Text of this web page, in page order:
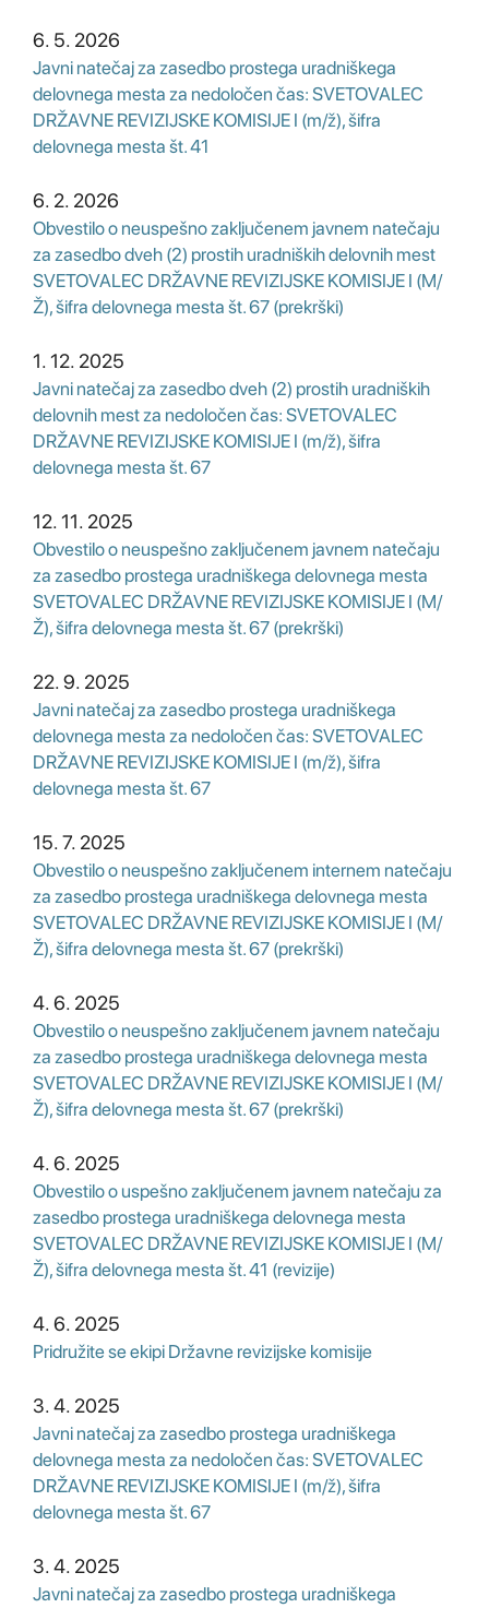
6. 5. 2026
Javni natečaj za zasedbo prostega uradniškega
delovnega mesta za nedoločen čas: SVETOVALEC
DRŽAVNE REVIZIJSKE KOMISIJE I (m/ž), šifra
delovnega mesta št. 41
6. 2. 2026
Obvestilo o neuspešno zaključenem javnem natečaju
za zasedbo dveh (2) prostih uradniških delovnih mest
SVETOVALEC DRŽAVNE REVIZIJSKE KOMISIJE I (M/
Ž), šifra delovnega mesta št. 67 (prekrški)
1. 12. 2025
Javni natečaj za zasedbo dveh (2) prostih uradniških
delovnih mest za nedoločen čas: SVETOVALEC
DRŽAVNE REVIZIJSKE KOMISIJE I (m/ž), šifra
delovnega mesta št. 67
12. 11. 2025
Obvestilo o neuspešno zaključenem javnem natečaju
za zasedbo prostega uradniškega delovnega mesta
SVETOVALEC DRŽAVNE REVIZIJSKE KOMISIJE I (M/
Ž), šifra delovnega mesta št. 67 (prekrški)
22. 9. 2025
Javni natečaj za zasedbo prostega uradniškega
delovnega mesta za nedoločen čas: SVETOVALEC
DRŽAVNE REVIZIJSKE KOMISIJE I (m/ž), šifra
delovnega mesta št. 67
15. 7. 2025
Obvestilo o neuspešno zaključenem internem natečaju
za zasedbo prostega uradniškega delovnega mesta
SVETOVALEC DRŽAVNE REVIZIJSKE KOMISIJE I (M/
Ž), šifra delovnega mesta št. 67 (prekrški)
4. 6. 2025
Obvestilo o neuspešno zaključenem javnem natečaju
za zasedbo prostega uradniškega delovnega mesta
SVETOVALEC DRŽAVNE REVIZIJSKE KOMISIJE I (M/
Ž), šifra delovnega mesta št. 67 (prekrški)
4. 6. 2025
Obvestilo o uspešno zaključenem javnem natečaju za
zasedbo prostega uradniškega delovnega mesta
SVETOVALEC DRŽAVNE REVIZIJSKE KOMISIJE I (M/
Ž), šifra delovnega mesta št. 41 (revizije)
4. 6. 2025
Pridružite se ekipi Državne revizijske komisije
3. 4. 2025
Javni natečaj za zasedbo prostega uradniškega
delovnega mesta za nedoločen čas: SVETOVALEC
DRŽAVNE REVIZIJSKE KOMISIJE I (m/ž), šifra
delovnega mesta št. 67
3. 4. 2025
Javni natečaj za zasedbo prostega uradniškega